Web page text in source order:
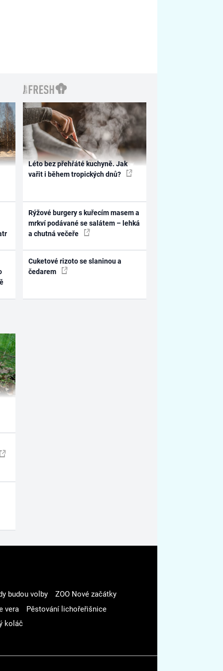
Léto bez přehřáté kuchyně. Jak
vařit i během tropických dnů?
Rýžové burgery s kuřecím masem a
mrkví podávané se salátem – lehká
a chutná večeře
Cuketové rizoto se slaninou a
čedarem
budou volby
ZOO Nové začátky
vera
Pěstování lichořeřišnice
koláč